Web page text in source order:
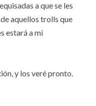
a que se les
aquellos trolls que
estará a mi
y los veré pronto.